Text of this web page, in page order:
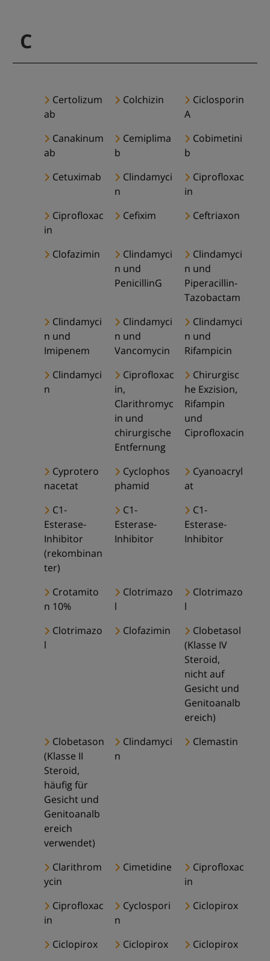
C
Certolizum
ab
Colchizin
Ciclosporin
A
Canakinum
ab
Cemiplima
b
Cobimetini
b
Cetuximab
Clindamyci
n
Ciprofloxac
in
Ciprofloxac
in
Cefixim Ceftriaxon
Clofazimin
Clindamyci
n und
PenicillinG
Clindamyci
n und
Piperacillin-
Tazobactam
Clindamyci
n und
Imipenem
Clindamyci
n und
Vancomycin
Clindamyci
n und
Rifampicin
Clindamyci
n
Ciprofloxac
in,
Clarithromyc
in und
chirurgische
Entfernung
Chirurgisc
he Exzision,
Rifampin
und
Ciprofloxacin
Cyprotero
nacetat
Cyclophos
phamid
Cyanoacryl
at
C1-
Esterase-
Inhibitor
(rekombinan
ter)
C1-
Esterase-
Inhibitor
C1-
Esterase-
Inhibitor
Crotamito
n 10%
Clotrimazo
l
Clotrimazo
l
Clotrimazo
l
Clofazimin
Clobetasol
(Klasse IV
Steroid,
nicht auf
Gesicht und
Genitoanalb
ereich)
Clobetason
(Klasse II
Steroid,
häufig für
Gesicht und
Genitoanalb
ereich
verwendet)
Clindamyci
n
Clemastin
Clarithrom
ycin
Cimetidine
Ciprofloxac
in
Ciprofloxac
in
Cyclospori
n
Ciclopirox
Ciclopirox Ciclopirox
Ciclopirox